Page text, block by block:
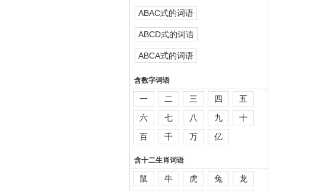
ABAC式的词语
ABCD式的词语
ABCA式的词语
含数字词语
一 二 三 四
五
六
七 八 九
十
百
千 万 亿
含十二生肖词语
鼠 牛 虎 兔
龙